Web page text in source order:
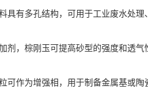
有多孔结构，可用于工业废水处理
，棕刚玉可提高砂型的强度和透气
作为增强相，用于制备金属基或陶